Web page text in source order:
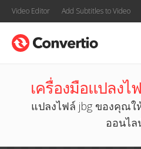
Video Editor Add Subtitles to Video
เครื่องมือแปลงไฟ
แปลงไฟล์ jbg ของคุณใ
ออนไล